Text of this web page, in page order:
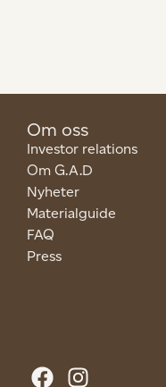
Om oss
Investor relations
Om G.A.D
Nyheter
Materialguide
FAQ
Press